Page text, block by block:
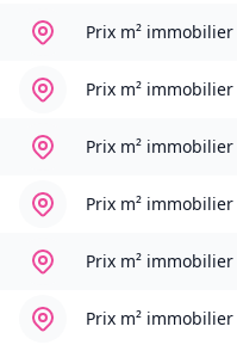
Prix m² immobilier
Prix m² immobilier
Prix m² immobilier
Prix m² immobilier
Prix m² immobilier
Prix m² immobilier